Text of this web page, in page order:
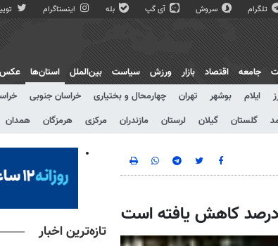
تلگرام سروش آی گپ بله اینستاگرام
جامعه اقتصاد بازار ورزش سیاست بین‌الملل
استان‌ها
ایلام بوشهر تهران چهارمحال و بختیاری خراسان جنوبی
گلستان گیلان لرستان مازندران مرکزی هرمزگان همدان
عکس
درصد کاهش یافته است
تازه‌ترین اخبار